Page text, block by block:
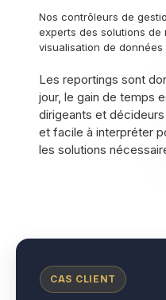
Nos contrôleurs de
experts des solutions de
visualisation de données
Les reportings sont
jour, le gain de temps
dirigeants et
et facile à interpréter
les solutions
CAS CLIENT